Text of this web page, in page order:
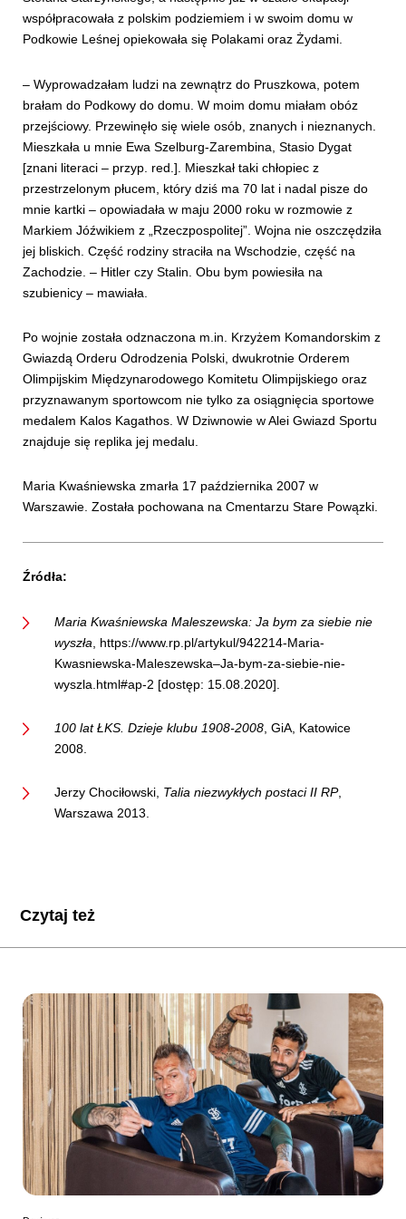
współpracowała z polskim podziemiem i w swoim domu w
Podkowie Leśnej opiekowała się Polakami oraz Żydami.
– Wyprowadzałam ludzi na zewnątrz do Pruszkowa, potem
brałam do Podkowy do domu. W moim domu miałam obóz
przejściowy. Przewinęło się wiele osób, znanych i nieznanych.
Mieszkała u mnie Ewa Szelburg-Zarembina, Stasio Dygat
[znani literaci – przyp. red.]. Mieszkał taki chłopiec z
przestrzelonym płucem, który dziś ma 70 lat i nadal pisze do
mnie kartki – opowiadała w maju 2000 roku w rozmowie z
Markiem Jóźwikiem z „Rzeczpospolitej”. Wojna nie oszczędziła
jej bliskich. Część rodziny straciła na Wschodzie, część na
Zachodzie. – Hitler czy Stalin. Obu bym powiesiła na
szubienicy – mawiała.
Po wojnie została odznaczona m.in. Krzyżem Komandorskim z
Gwiazdą Orderu Odrodzenia Polski, dwukrotnie Orderem
Olimpijskim Międzynarodowego Komitetu Olimpijskiego oraz
przyznawanym sportowcom nie tylko za osiągnięcia sportowe
medalem Kalos Kagathos. W Dziwnowie w Alei Gwiazd Sportu
znajduje się replika jej medalu.
Maria Kwaśniewska zmarła 17 października 2007 w
Warszawie. Została pochowana na Cmentarzu Stare Powązki.
Źródła:
Maria Kwaśniewska Maleszewska: Ja bym za siebie nie
wyszła , https://www.rp.pl/artykul/942214-Maria-
Kwasniewska-Maleszewska–Ja-bym-za-siebie-nie-
wyszla.html#ap-2 [dostęp: 15.08.2020].
100 lat ŁKS. Dzieje klubu 1908-2008 , GiA, Katowice
2008.
Jerzy Chociłowski, Talia niezwykłych postaci II RP,
Warszawa 2013.
Czytaj też